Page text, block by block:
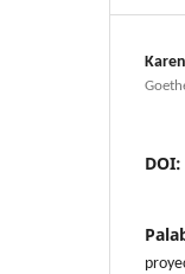
DOI: